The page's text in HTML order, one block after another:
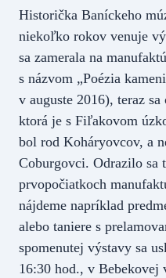
Historička Baníckeho
niekoľko rokov venuje
sa zamerala na
s názvom „Poézia
v auguste 2016), teraz
ktorá je s Fiľakovom
bol rod Koháryovcov, a
Coburgovci. Odrazilo sa
prvopočiatkoch
nájdeme napríklad
alebo taniere s
spomenutej výstavy sa
16:30 hod., v Bebekovej